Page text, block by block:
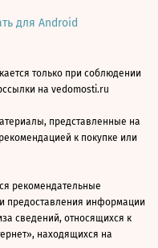
для Android
только при соблюдении
на vedomosti.ru
представленные на
к покупке или
рекомендательные
предоставления информации
сведений, относящихся к
находящихся на